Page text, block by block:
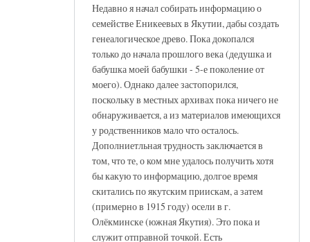
Недавно я начал собирать информацию о
семействе Еникеевых в Якутии, дабы создать
генеалогическое древо. Пока докопался
только до начала прошлого века (дедушка и
бабушка моей бабушки - 5-е поколение от
моего). Однако далее застопорился,
поскольку в местных архивах пока ничего не
обнаруживается, а из материалов имеющихся
у родственников мало что осталось.
Дополниетльная трудность заключается в
том, что те, о ком мне удалось получить хотя
бы какую то информацию, долгое время
скитались по якутским приискам, а затем
(примерно в 1915 году) осели в г.
Олёкминске (южная Якутия). Это пока и
служит отправной точкой. Есть